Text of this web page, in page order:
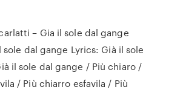
– Gia il sole dal gange
sole dal gange Lyrics: Già il sole
il sole dal gange / Più chiaro /
/ Più chiarro esfavila / Più